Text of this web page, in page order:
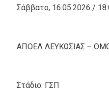
Σάββατο, 16.05.2026 /
ΑΠΟΕΛ ΛΕΥΚΩΣΙΑΣ –
Στάδιο: ΓΣΠ